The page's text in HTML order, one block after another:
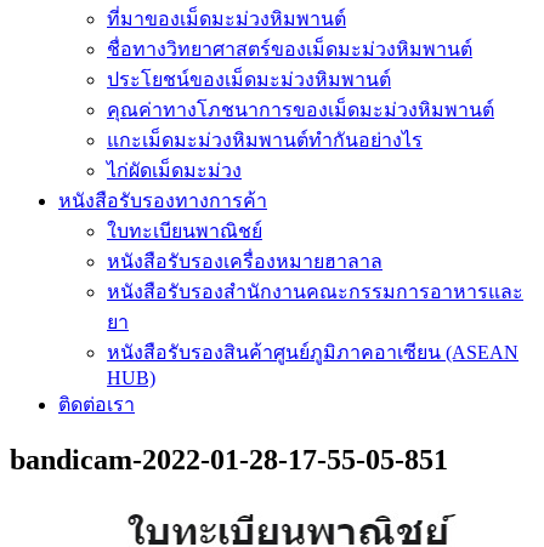
ที่มาของเม็ดมะม่วงหิมพานต์
ชื่อทางวิทยาศาสตร์ของเม็ดมะม่วงหิมพานต์
ประโยชน์ของเม็ดมะม่วงหิมพานต์
คุณค่าทางโภชนาการของเม็ดมะม่วงหิมพานต์
แกะเม็ดมะม่วงหิมพานต์ทำกันอย่างไร
ไก่ผัดเม็ดมะม่วง
หนังสือรับรองทางการค้า
ใบทะเบียนพาณิชย์
หนังสือรับรองเครื่องหมายฮาลาล
หนังสือรับรองสำนักงานคณะกรรมการอาหารและ
ยา
หนังสือรับรองสินค้าศูนย์ภูมิภาคอาเซียน (ASEAN
HUB)
ติดต่อเรา
bandicam-2022-01-28-17-55-05-851